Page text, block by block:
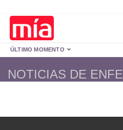
ÚLTIMO MOMENTO
NOTICIAS DE